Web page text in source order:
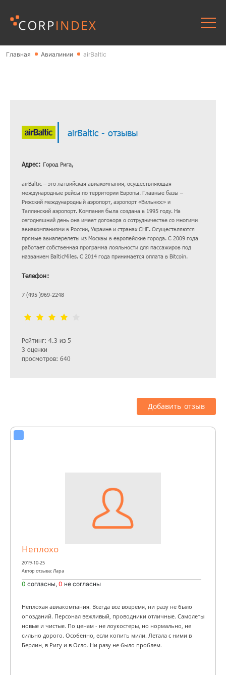
Главная Авиалинии airBaltic
airBaltic - отзывы
Адрес: Город Рига,
airBaltic – это латвийская авиакомпания, осуществляющая
международные рейсы по территории Европы. Главные базы –
Рижский международный аэропорт, аэропорт «Вильнюс» и
Таллинский аэропорт. Компания была создана в 1995 году. На
сегодняшний день она имеет договора о сотрудничестве со многими
авиакомпаниями в России, Украине и странах СНГ. Осуществляются
прямые авиаперелеты из Москвы в европейские города. С 2009 года
работает собственная программа лояльности для пассажиров под
названием BalticMiles. С 2014 года принимается оплата в Bitcoin.
Рейтинг: 4.3 из 5
3 оценки
просмотров: 640
Телефон:
7 (495 )969-2248
Добавить отзыв
Неплохо
2019-10-25
Автор отзыва: Лара
0 согласны, 0 не согласны
Неплохая авиакомпания. Всегда все вовремя, ни разу не было
опозданий. Персонал вежливый, проводники отличные. Самолеты
новые и чистые. По ценам - не лоукостеры, но нормально, не
сильно дорого. Особенно, если копить мили. Летала с ними в
Берлин, в Ригу и в Осло. Ни разу не было проблем.